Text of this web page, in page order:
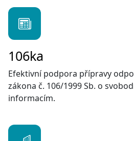
106ka
Efektivní podpora přípravy
zákona č. 106/1999 Sb. o
informacím.